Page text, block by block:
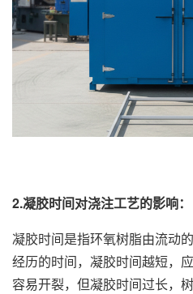
2.凝胶时间对浇注工艺的影响：
凝胶时间是指环氧树脂由流动
经历的时间，凝胶时间越短，
容易开裂，但凝胶时间过长，